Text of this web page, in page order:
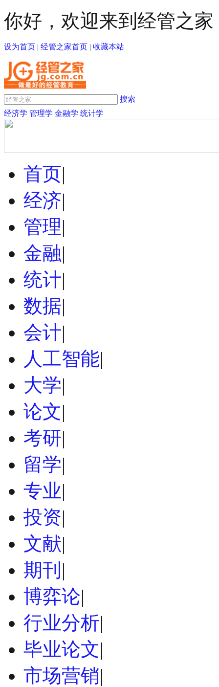
你好，欢迎来到经管之家
设为首页 | 经管之家首页 | 收藏本站
搜索
经济学 管理学 金融学 统计学
首页|
经济|
管理|
金融|
统计|
数据|
会计|
人工智能|
大学|
论文|
考研|
留学|
专业|
投资|
文献|
期刊 |
博弈论|
行业分析|
毕业论文|
市场营销|